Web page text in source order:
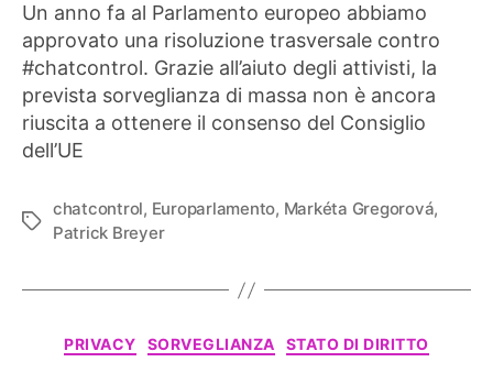
Un anno fa al Parlamento europeo abbiamo
approvato una risoluzione trasversale contro
#chatcontrol. Grazie all’aiuto degli attivisti, la
prevista sorveglianza di massa non è ancora
riuscita a ottenere il consenso del Consiglio
dell’UE
Tag
chatcontrol, Europarlamento, Markéta Gregorová,
Patrick Breyer
Categorie
PRIVACY SORVEGLIANZA STATO DI DIRITTO